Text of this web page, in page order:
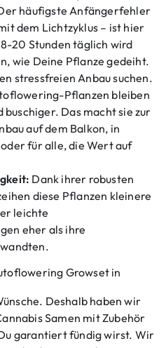
häufigste Anfängerfehler
dem Lichtzyklus – ist hier
20 Stunden täglich wird
wie Deine Pflanze gedeiht.
stressfreien Anbau suchen.
Pflanzen bleiben
buschiger. Das macht sie zur
auf dem Balkon, in
für alle, die Wert auf
Dank ihrer robusten
diese Pflanzen kleinere
leichte
eher als ihre
Growset in
Deshalb haben wir
Samen mit Zubehör
garantiert fündig wirst. Wir